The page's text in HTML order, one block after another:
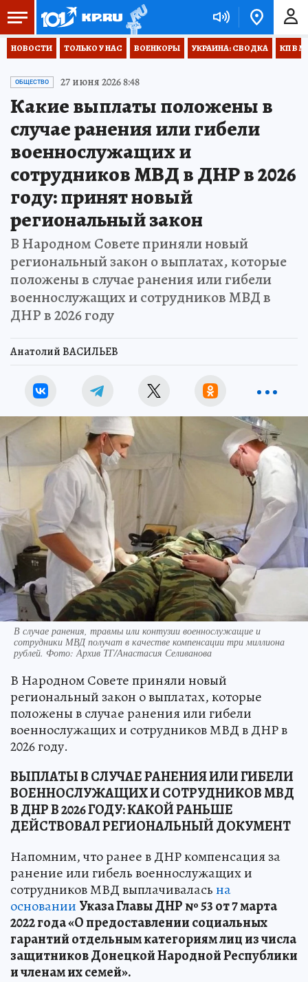
НОВОСТИ ТОЛЬКО У НАС ВОЕНКОРЫ УКРАИНА: СВОДКА КП В
ОБЩЕСТВО 27 июня 2026 8:48
Какие выплаты положены в
случае ранения или гибели
военнослужащих и
сотрудников МВД в ДНР в 2026
году: принят новый
региональный закон
В Народном Совете приняли новый
региональный закон о выплатах, которые
положены в случае ранения или гибели
военнослужащих и сотрудников МВД в
ДНР в 2026 году
Анатолий ВАСИЛЬЕВ
В случае ранения, травмы или контузии военнослужащие и
сотрудники МВД получат в качестве компенсации три миллиона
рублей. Фото: Архив ТГ/Анастасия Селиванова
В Народном Совете приняли новый
региональный закон о выплатах, которые
положены в случае ранения или гибели
военнослужащих и сотрудников МВД в ДНР в
2026 году.
ВЫПЛАТЫ В СЛУЧАЕ РАНЕНИЯ ИЛИ ГИБЕЛИ
ВОЕННОСЛУЖАЩИХ И СОТРУДНИКОВ МВД
В ДНР В 2026 ГОДУ: КАКОЙ РАНЬШЕ
ДЕЙСТВОВАЛ РЕГИОНАЛЬНЫЙ ДОКУМЕНТ
Напомним, что ранее в ДНР компенсация за
ранение или гибель военнослужащих и
сотрудников МВД выплачиваласьна
основании Указа Главы ДНР № 53 от 7 марта
2022 года «О предоставлении социальных
гарантий отдельным категориям лиц из числа
защитников Донецкой Народной Республики
и членам их семей».